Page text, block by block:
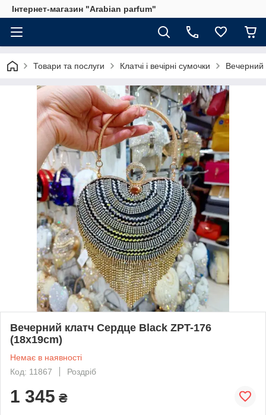
Інтернет-магазин "Arabian parfum"
Товари та послуги Клатчі і вечірні сумочки Вечерний
Вечерний клатч Сердце Black ZPT-176
(18x19cm)
Немає в наявності
Код: 11867
Роздріб
1 345 ₴